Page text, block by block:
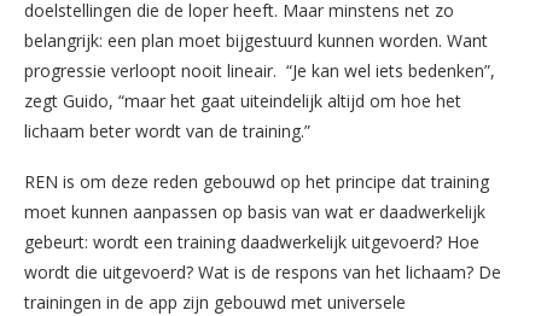
doelstellingen die de loper heeft. Maar minstens net zo
belangrijk: een plan moet bijgestuurd kunnen worden. Want
progressie verloopt nooit lineair. “Je kan wel iets bedenken”,
zegt Guido, “maar het gaat uiteindelijk altijd om hoe het
lichaam beter wordt van de training.”
REN is om deze reden gebouwd op het principe dat training
moet kunnen aanpassen op basis van wat er daadwerkelijk
gebeurt: wordt een training daadwerkelijk uitgevoerd? Hoe
wordt die uitgevoerd? Wat is de respons van het lichaam? De
trainingen in de app zijn gebouwd met universele